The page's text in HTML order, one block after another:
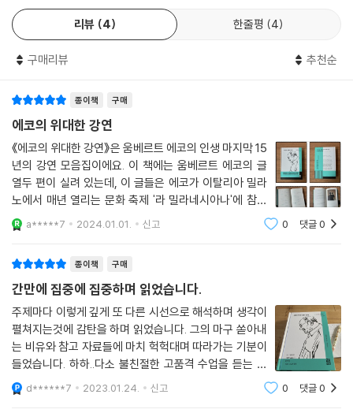
문학을 읽는다는 것은 인물의 운명을 바꿀 수 없음을 안다는 것이다. 보바
리 부인의 운명을 바꿀 수 있다면 〈보바리 부인은 자살했다〉라는 주장이 반
박 불가능한 진리의 모델이라는 위안 어린 확신을 더 이상 갖지 못할 것이
우리의 욕망이 닿지 않게, 일은 다 일어났음을 받아들이는 것이다. 우리는
m〉에 대한 교육이 문학의 주요 기능 중 하나라고 생각한다. 이 교육이 허구
속의 인물들, 속세의 성인들과 신자들의 성인들이 지닌 패러다임적인 가치
다. 안나 카레니나는 죽었고 이를 돌이킬 수는 없다는 사실만이 그녀를 우
리네 삶의 애수 어린 동반자로 ─ 감정을 건드리며, 절대적으로, 강박적으
로 ─ 만들어 준다. 비록 안나 카레니나는 물리적으로 실존하지 않았지만
말이다.
워튼 경은 재치 있게 표현하지만 당대 사회의 진부한 생각을 참을 수 없으
리만치 줄줄이 늘어놓는다(이 때문에 와일드의 독자들은 그의 가짜 역설
들로 기분 전환을 한다). 〈어떤 주교는 열여덟 살에 배운 것을 여든 살에도
되풀이한다.〉 〈더없이 진부한 일도 몰래 숨어서 하면 재미있다.〉 〈결혼의 유
일한 매력은 두 사람 모두에게 거짓된 생활이 필수 불가결해진다는 데 있
다.〉 〈요즘은 실연도 여러 판본으로 나온다.〉 〈젊은이는 정절을 지키고 싶지
만 그럴 수 없고, 늙은이는 정절을 깨고 싶지만 그럴 수 없다.〉 〈나는 돈이
개의 도판이 실려 있어 생생한 느낌으로 에코를 만나 볼 수 있다. 몇몇 글은
『가재걸음』, 『적을 만들다』에서 공개된 바 있어 다른 맥락에서 맛볼 수 있
널리 알린 베스트셀러 소설 『장미의 이름』으로 에코에 대한 관심을 넓혀
고전을 만나는 유쾌한 방법
단테, 톨스토이, 셰익스피어, 데카르트, 칸트 등 흔히 〈대가〉라고 알려진 작
가나 철학자, 혹은 그들의 작품을 우리는 대개 공부하듯 대한다. 그것이 고
전을 대하는 방법의 전부일까? 에코는 빛을 사랑한 중세인을 이야기하며
단테의 『신곡』 「천국편」을 불러오고, 허구와 실제 세계의 차이를 이야기하
며 톨스토이의 『안나 카레니나』, 셰익스피어의 『겨울 이야기』를 불러온다.
려 주기도 하고, 암살자 앞이라도 거짓말을 해서는 안 된다는 칸트를 두고
〈위대한 인물도 때때로 어리석은 말은 하는구나 싶다〉라고 조롱하기도 한
다. 마치 강연 무대에 선인들을 소파에 앉혀 놓고 청중 앞에서 대화하듯 이
야기를 이끌어 가는 느낌이다. 이 책에서 친절하고 유쾌한 언어로, 때로는
우스꽝스럽게, 때로는 날카롭게 이야기를 전개하는 에코를 따라가면서 에
코의 해박한 지식을 속속들이 들여다 볼 수 있다.
리뷰 4 한줄평 4
구매리뷰 추천순
종이책 구매
에코의 위대한 강연
《에코의 위대한 강연》은 움베르트 에코의 인생 마지막 15
년의 강연 모음집이에요. 이 책에는 움베르트 에코의 글
열두 편이 실려 있는데, 이 글들은 에코가 이탈리아 밀라
노에서 매년 열리는 문화 축제 '라 밀라네시아나'에 참여
해 강의했던 내용들이라고 해요. 2001년부터 2015년까
지 시간 순으로, 첫 번째 강연은 ＜거인의 어깨 위에서＞
a*****7 2024.01.01. 신고 0 댓글0
종이책 구매
간만에 집중에 집중하며 읽었습니다.
주제마다 이렇게 깊게 또 다른 시선으로 해석하며 생각이
펼쳐지는것에 감탄을 하며 읽었습니다. 그의 마구 쏟아내
는 비유와 참고 자료들에 마치 헉헉대며 따라가는 기분이
들었습니다. 하하..다소 불친절한 고품격 수업을 듣는 것
같은 기분이 들지만, 덕분에 더 집중하게 되고, 관련된 문
헌도 찾아보면서 뿌듯하게 책을 완독했습니다. 식견이 짧
d******7 2023.01.24. 신고 0 댓글0